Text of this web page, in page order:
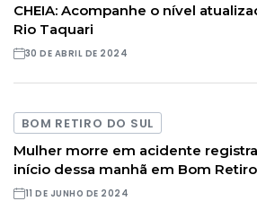
CHEIA: Acompanhe o nível
Rio Taquari
30 DE ABRIL DE 2024
BOM RETIRO DO SUL
Mulher morre em acidente
início dessa manhã em Bom
11 DE JUNHO DE 2024